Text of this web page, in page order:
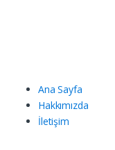
Ana Sayfa
Hakkımızda
İletişim